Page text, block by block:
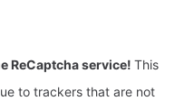
ReCaptcha service! This
to trackers that are not